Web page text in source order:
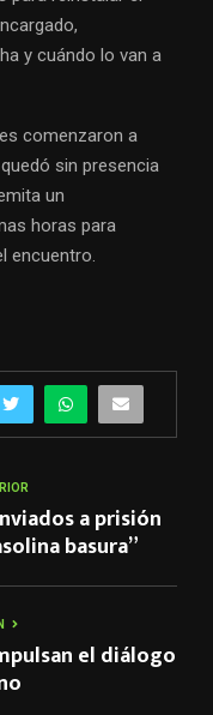
y cuándo lo van a
comenzaron a
sin presencia
un
horas para
encuentro.
a prisión
basura”
el diálogo